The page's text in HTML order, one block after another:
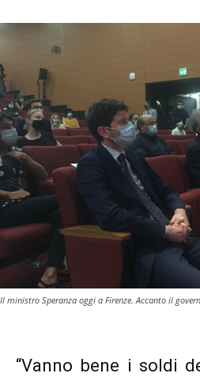
Il ministro Speranza oggi a Firenze. Accanto il
“Vanno bene i soldi